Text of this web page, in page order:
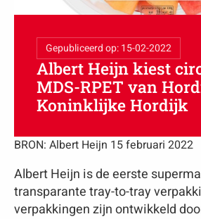
Albert Heijn kiest
MDS-RPET van
Koninklijke Hordijk
Gepubliceerd op: 15-02-2022
BRON: Albert Heijn 15 februari 2022
Albert Heijn is de eerste
transparante tray-to-tray
verpakkingen zijn ontwikkeld